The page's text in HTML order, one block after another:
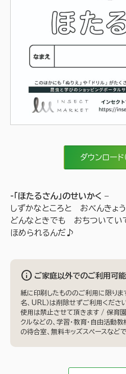
ダウンロード
-「ほたるさん」のせいかく –
しずかなところと おべんきょ
どんなときでも おちついて
ほめられるんだ♪
info ご家庭以外でのご利用可
紙に印刷したもののご利用に限りま
名、URL）は削除せずご利用くだ
使用は禁止させて頂きます / 保育園
クルなどの、学習・教育・自由活動
の待合室、無料キッズスペースなど